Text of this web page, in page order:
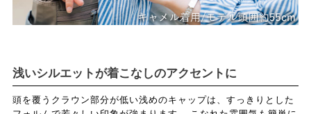
浅いシルエットが着こなしのアクセントに
頭を覆うクラウン部分が低い浅めのキャップは、すっきりとした